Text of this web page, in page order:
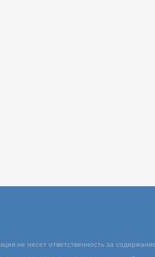
Телефон редакции: (063) 994-63-77